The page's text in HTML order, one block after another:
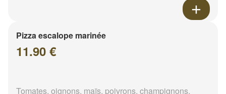
Pizza escalope marinée
11.90 €
Tomates, oignons, maïs, poivrons, champignons,